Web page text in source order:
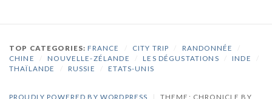
TOP CATEGORIES:FRANCE CITY TRIP RANDONNÉE
CHINE
NOUVELLE-ZÉLANDE LES DÉGUSTATIONS INDE
THAÏLANDE
RUSSIE ETATS-UNIS
PROUDLY POWERED BY WORDPRESS THEME: CHRONICLE BY